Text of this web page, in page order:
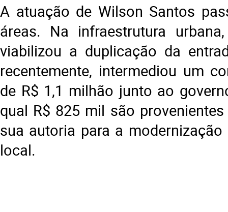
A atuação de Wilson Santos
áreas. Na infraestrutura
viabilizou a duplicação da
recentemente, intermediou um
de R$ 1,1 milhão junto ao
qual R$ 825 mil são
sua autoria para a
local.